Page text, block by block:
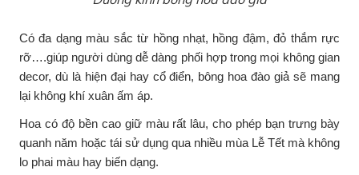
Có đa dạng màu sắc từ hồng nhạt, hồng đậm, đỏ thắm rực
rỡ….giúp người dùng dễ dàng phối hợp trong mọi không gian
decor, dù là hiện đại hay cổ điển, bông hoa đào giả sẽ mang
lại không khí xuân ấm áp.
Hoa có độ bền cao giữ màu rất lâu, cho phép bạn trưng bày
quanh năm hoặc tái sử dụng qua nhiều mùa Lễ Tết mà không
lo phai màu hay biến dạng.